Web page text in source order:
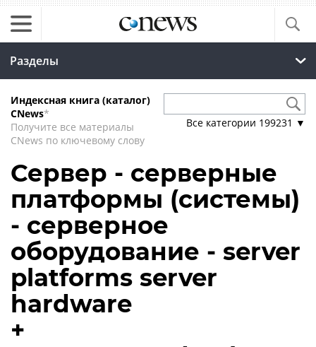
Разделы
Индексная книга (каталог)
CNews*
Получите все материалы
CNews по ключевому слову
Все категории 199231 ▼
Сервер - серверные
платформы (системы)
- серверное
оборудование - server
platforms server
hardware
+